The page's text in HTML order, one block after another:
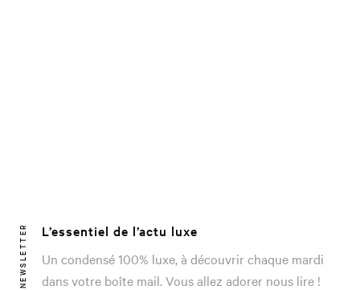
NEWSLETTER
L’essentiel de l’actu luxe
Un condensé 100% luxe, à découvrir chaque mardi
dans votre boîte mail. Vous allez adorer nous lire !